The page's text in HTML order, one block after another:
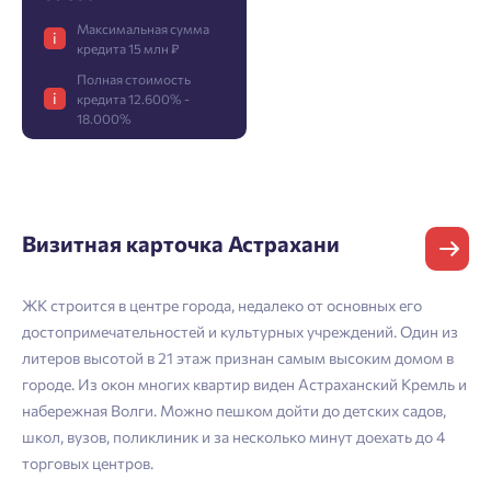
i
Максимальная сумма
кредита 15 млн ₽
i
Полная стоимость
кредита 12.600% -
18.000%
Фамилия
Телефон
Визитная карточка Астрахани
ЖК строится в центре города, недалеко от основных его
достопримечательностей и культурных учреждений. Один из
литеров высотой в 21 этаж признан самым высоким домом в
городе. Из окон многих квартир виден Астраханский Кремль и
набережная Волги. Можно пешком дойти до детских садов,
школ, вузов, поликлиник и за несколько минут доехать до 4
торговых центров.
Пожалуйста, оставьте ваши контакты и мы вам
перезвоним.
Телефон
Согласен на обработкуперсональных данных
Добро пожаловать в личный
кабинет
телефона, кликнув на кнопку «Войти» ниже
и мы вышлем вам одноразовый код
подтверждения.
Войти
Выбор города
Пермь
Екатеринбург
Владивосток
Астрахань
Подбор квартиры за 3 минуты
Начать